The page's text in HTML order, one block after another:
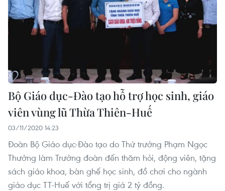
Bộ Giáo dục-Đào tạo hỗ trợ học sinh, giáo
viên vùng lũ Thừa Thiên-Huế
03/11/2020 14:23
Đoàn Bộ Giáo dục-Đào tạo do Thứ trưởng Phạm Ngọc
Thưởng làm Trưởng đoàn đến thăm hỏi, động viên, tặng
sách giáo khoa, bàn ghế học sinh, đồ chơi cho ngành
giáo dục TT-Huế với tổng trị giá 2 tỷ đồng.